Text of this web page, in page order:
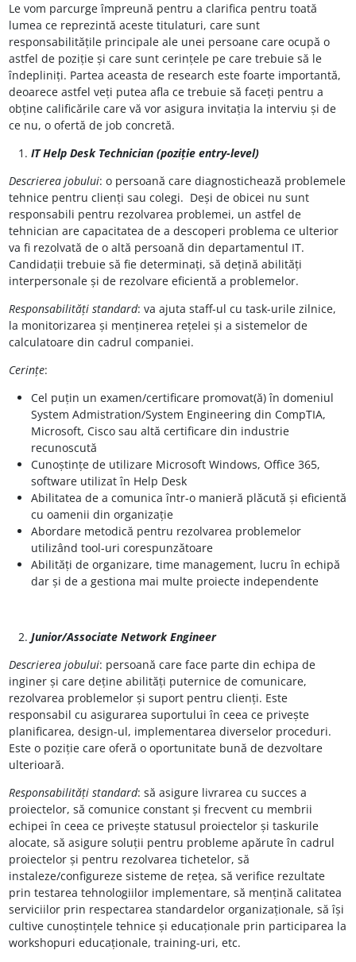
Le vom parcurge împreună pentru a clarifica pentru toată
lumea ce reprezintă aceste titulaturi, care sunt
responsabilitățile principale ale unei persoane care ocupă o
astfel de poziție și care sunt cerințele pe care trebuie să le
îndepliniți. Partea aceasta de research este foarte importantă,
deoarece astfel veți putea afla ce trebuie să faceți pentru a
obține calificările care vă vor asigura invitația la interviu și de
ce nu, o ofertă de job concretă.
IT Help Desk Technician (poziție entry-level)
Descrierea jobului: o persoană care diagnostichează problemele
tehnice pentru clienți sau colegi. Deși de obicei nu sunt
responsabili pentru rezolvarea problemei, un astfel de
tehnician are capacitatea de a descoperi problema ce ulterior
va fi rezolvată de o altă persoană din departamentul IT.
Candidații trebuie să fie determinați, să dețină abilități
interpersonale și de rezolvare eficientă a problemelor.
Responsabilități standard: va ajuta staff-ul cu task-urile zilnice,
la monitorizarea și menținerea rețelei și a sistemelor de
calculatoare din cadrul companiei.
Cerințe:
Cel puțin un examen/certificare promovat(ă) în domeniul
System Admistration/System Engineering din CompTIA,
Microsoft, Cisco sau altă certificare din industrie
recunoscută
Cunoștințe de utilizare Microsoft Windows, Office 365,
software utilizat în Help Desk
Abilitatea de a comunica într-o manieră plăcută și eficientă
cu oamenii din organizație
Abordare metodică pentru rezolvarea problemelor
utilizând tool-uri corespunzătoare
Abilități de organizare, time management, lucru în echipă
dar și de a gestiona mai multe proiecte independente
Junior/Associate Network Engineer
Descrierea jobului: persoană care face parte din echipa de
inginer și care deține abilități puternice de comunicare,
rezolvarea problemelor și suport pentru clienți. Este
responsabil cu asigurarea suportului în ceea ce privește
planificarea, design-ul, implementarea diverselor proceduri.
Este o poziție care oferă o oportunitate bună de dezvoltare
ulterioară.
Responsabilități standard: să asigure livrarea cu succes a
proiectelor, să comunice constant și frecvent cu membrii
echipei în ceea ce privește statusul proiectelor și taskurile
alocate, să asigure soluții pentru probleme apărute în cadrul
proiectelor și pentru rezolvarea tichetelor, să
instaleze/configureze sisteme de rețea, să verifice rezultate
prin testarea tehnologiilor implementare, să mențină calitatea
serviciilor prin respectarea standardelor organizaționale, să își
cultive cunoștințele tehnice și educaționale prin participarea la
workshopuri educaționale, training-uri, etc.